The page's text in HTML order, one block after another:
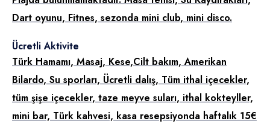
Dart oyunu, Fitnes, sezonda mini club, mini disco.
Ücretli Aktivite
Türk Hamamı, Masaj, Kese,Cilt bakım, Amerikan
Bilardo, Su sporları, Ücretli dalış, Tüm ithal içecekler,
tüm şişe içecekler, taze meyve suları, ithal kokteyller,
mini bar, Türk kahvesi, kasa resepsiyonda haftalık 15€